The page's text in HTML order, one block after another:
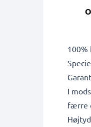
100%
I
færre